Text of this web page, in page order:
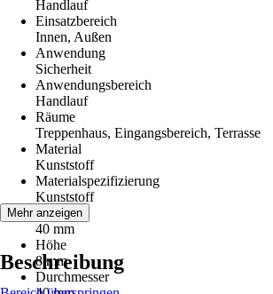
Handlauf
Einsatzbereich
Innen, Außen
Anwendung
Sicherheit
Anwendungsbereich
Handlauf
Räume
Treppenhaus, Eingangsbereich, Terrasse
Material
Kunststoff
Materialspezifizierung
Kunststoff
Breite
40 mm
Höhe
8 mm
Durchmesser
Mehr anzeigen
Beschreibung